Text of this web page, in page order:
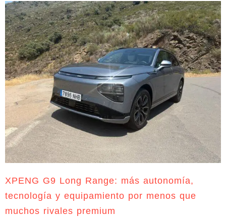
XPENG G9 Long Range: más autonomía,
tecnología y equipamiento por menos que
muchos rivales premium